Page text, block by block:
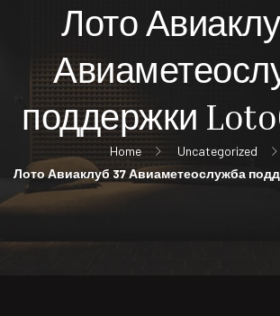
Лото
поддержки
Home
Uncategorized
Лото Авиаклуб 37 Авиаметеослужба